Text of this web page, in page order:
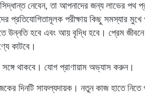
নেবেন, তা আপনাদের জন্য লাভের পথ
প্রতিযোগিতামূলক পরীক্ষায় কিছু সমস্যার
উন্নতি হবে এবং আয় বৃদ্ধি হবে। প্রেম
কাটবে।
থাকবে। যোগ প্রাণায়াম অভ্যাস করুন।
দিনটি সাফল্যদায়ক। নতুন কাজ হাতে